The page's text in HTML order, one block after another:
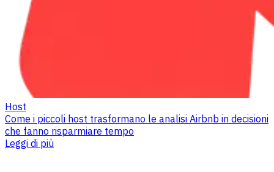
Host
Come i piccoli host trasformano le analisi Airbnb in decisioni
che fanno risparmiare tempo
Leggi di più